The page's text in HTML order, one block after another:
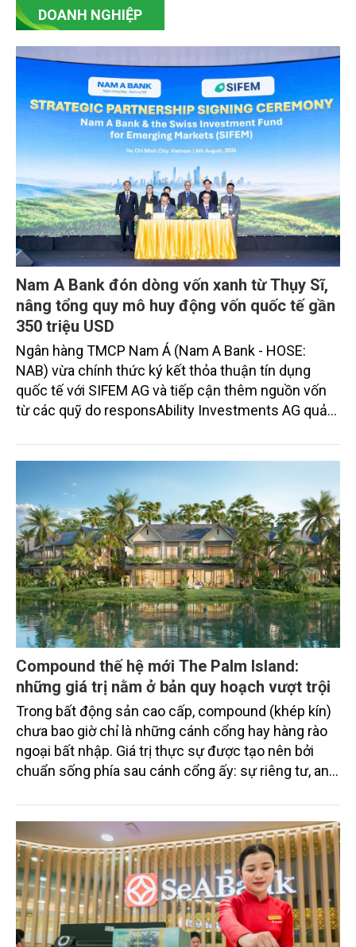
DOANH NGHIỆP
Nam A Bank đón dòng vốn xanh từ Thụy Sĩ,
nâng tổng quy mô huy động vốn quốc tế gần
350 triệu USD
Ngân hàng TMCP Nam Á (Nam A Bank - HOSE:
NAB) vừa chính thức ký kết thỏa thuận tín dụng
quốc tế với SIFEM AG và tiếp cận thêm nguồn vốn
từ các quỹ do responsAbility Investments AG quản
thu hút thành công từ đầu năm đến nay lên gần 350
Compound thế hệ mới The Palm Island:
những giá trị nằm ở bản quy hoạch vượt trội
Trong bất động sản cao cấp, compound (khép kín)
chưa bao giờ chỉ là những cánh cổng hay hàng rào
ngoại bất nhập. Giá trị thực sự được tạo nên bởi
chuẩn sống phía sau cánh cổng ấy: sự riêng tư, an
vụ được thiết kế dành riêng cho họ.